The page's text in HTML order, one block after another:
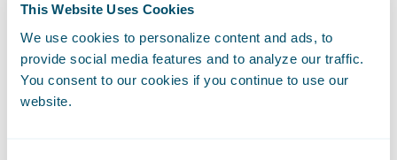
This Website Uses Cookies
We use cookies to personalize content and ads, to
provide social media features and to analyze our traffic.
You consent to our cookies if you continue to use our
website.
image du secteur par rapport à 2023 (de 14
à 20 %). Paradoxalement, ils sont aussi plus
nombreux (33 % contre 23 % l’année
dernière) à considérer que le secteur n’en